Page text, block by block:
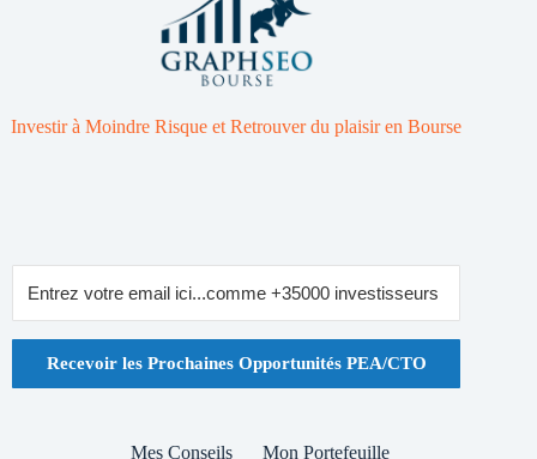
Investir à Moindre Risque et Retrouver du plaisir en Bourse
Recevoir les Prochaines Opportunités PEA/CTO
Mes Conseils Mon Portefeuille